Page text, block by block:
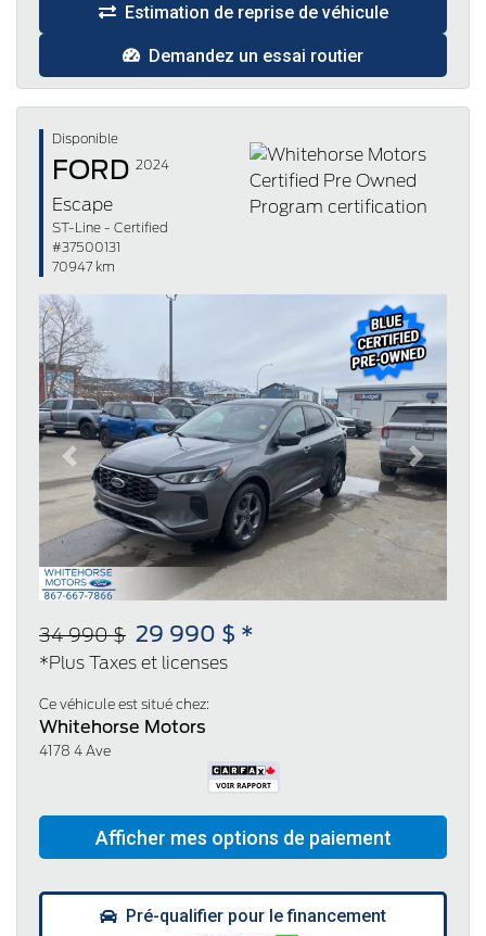
Estimation de reprise de véhicule
Demandez un essai routier
Disponible
FORD 2024
Escape
ST-Line - Certified
#37500131
70947 km
Previous Next
34 990 $ 29 990 $ *
*Plus Taxes et licenses
Ce véhicule est situé chez:
Whitehorse Motors
4178 4 Ave
Pré-qualifier pour le financement